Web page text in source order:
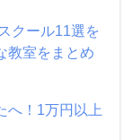
クール11選を
教室をまとめ
へ！1万円以上